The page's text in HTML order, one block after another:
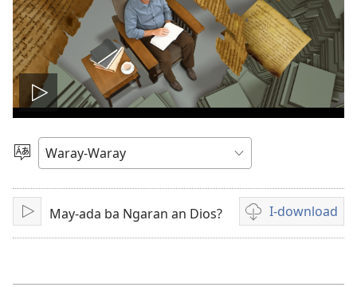
I-
play
an
video
Pagpili
Yinaknan
I-
play
May-ada ba Ngaran an Dios? I-download
Opsyon
ha